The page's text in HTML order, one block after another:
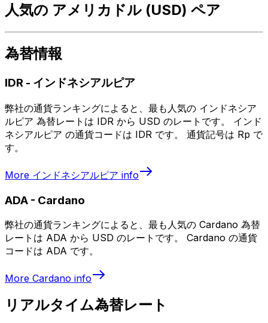
人気の アメリカドル (USD) ペア
為替情報
IDR - インドネシアルピア
弊社の通貨ランキングによると、最も人気の インドネシア
ルピア 為替レートは IDR から USD のレートです。 インド
ネシアルピア の通貨コードは IDR です。 通貨記号は Rp で
す。
More インドネシアルピア info
ADA - Cardano
弊社の通貨ランキングによると、最も人気の Cardano 為替
レートは ADA から USD のレートです。 Cardano の通貨
コードは ADA です。
More Cardano info
リアルタイム為替レート